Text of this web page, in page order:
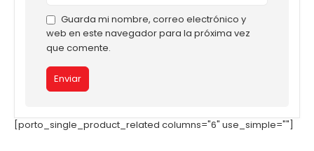
Guarda mi nombre, correo electrónico y
web en este navegador para la próxima vez
que comente.
[porto_single_product_related columns="6" use_simple=""]